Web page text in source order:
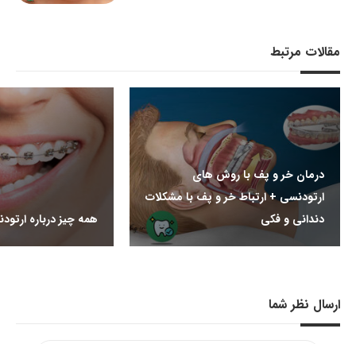
مقالات مرتبط
درمان خر و پف با روش های
ارتودنسی + ارتباط خر و پف با مشکلات
دندانی و فکی
همه چیز درباره
ارسال نظر شما